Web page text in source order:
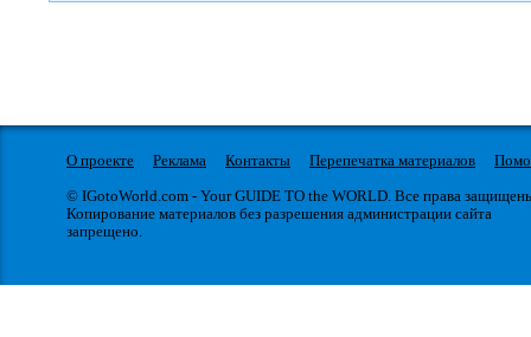
О проекте Реклама Контакты Перепечатка материалов
© IGotoWorld.com - Your GUIDE TO the WORLD. Все права
Копирование материалов без разрешения администрации сайта
запрещено.